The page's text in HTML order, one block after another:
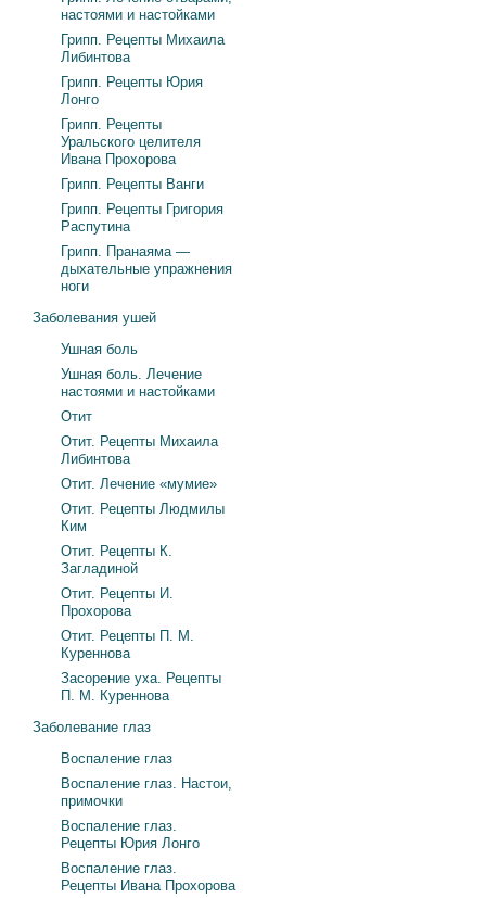
настоями и настойками
Грипп. Рецепты Михаила
Либинтова
Грипп. Рецепты Юрия
Лонго
Грипп. Рецепты
Уральского целителя
Ивана Прохорова
Грипп. Рецепты Ванги
Грипп. Рецепты Григория
Распутина
Грипп. Пранаяма —
дыхательные упражнения
ноги
Заболевания ушей
Ушная боль
Ушная боль. Лечение
настоями и настойками
Отит
Отит. Рецепты Михаила
Либинтова
Отит. Лечение «мумие»
Отит. Рецепты Людмилы
Ким
Отит. Рецепты К.
Загладиной
Отит. Рецепты И.
Прохорова
Отит. Рецепты П. М.
Куреннова
Засорение уха. Рецепты
П. М. Куреннова
Заболевание глаз
Воспаление глаз
Воспаление глаз. Настои,
примочки
Воспаление глаз.
Рецепты Юрия Лонго
Воспаление глаз.
Рецепты Ивана Прохорова